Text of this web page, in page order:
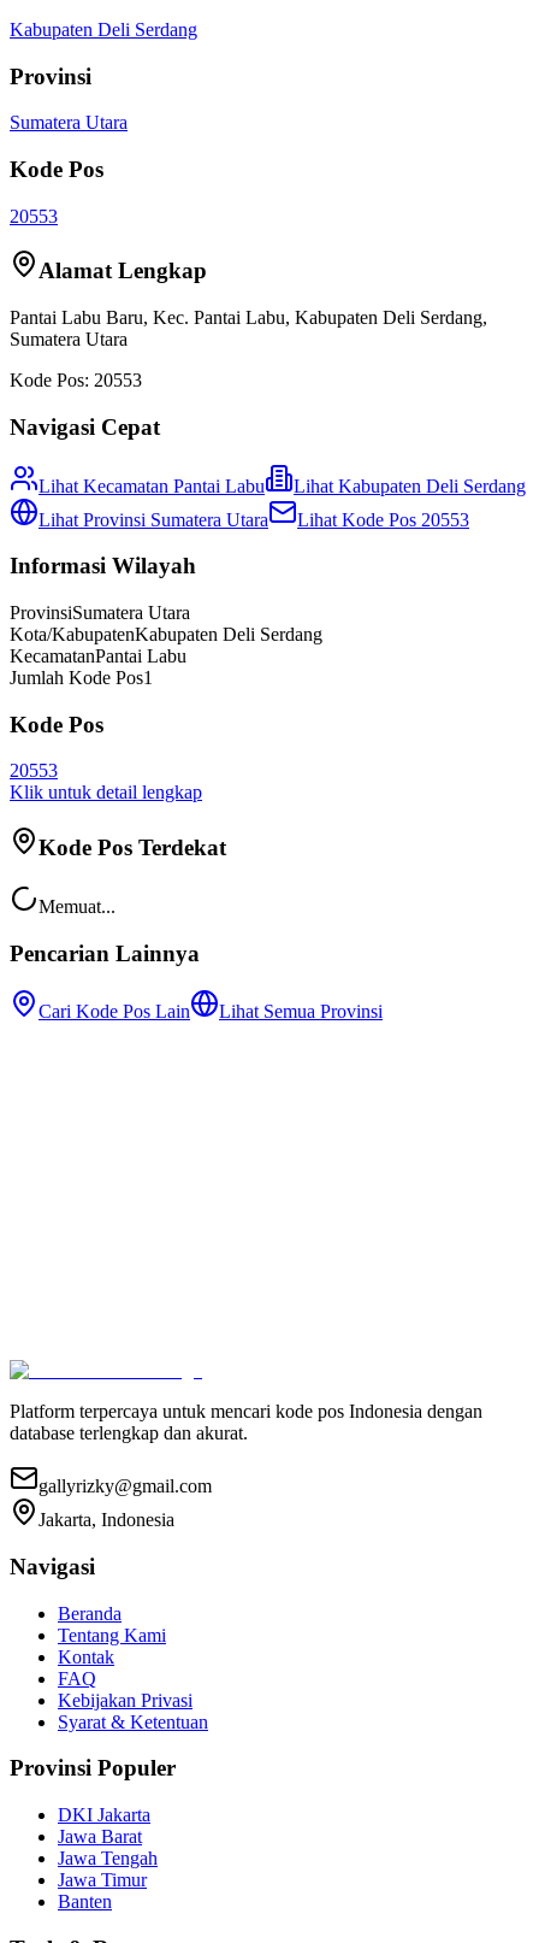
Kabupaten Deli Serdang
Provinsi
Sumatera Utara
Kode Pos
20553
Alamat Lengkap
Pantai Labu Baru, Kec. Pantai Labu, Kabupaten Deli Serdang,
Sumatera Utara
Kode Pos: 20553
Navigasi Cepat
Lihat Kecamatan Pantai Labu Lihat Kabupaten Deli Serdang
Lihat Provinsi Sumatera Utara Lihat Kode Pos 20553
Informasi Wilayah
ProvinsiSumatera Utara
Kota/KabupatenKabupaten Deli Serdang
KecamatanPantai Labu
Jumlah Kode Pos1
Kode Pos
20553
Klik untuk detail lengkap
Kode Pos Terdekat
Memuat...
Pencarian Lainnya
Cari Kode Pos Lain Lihat Semua Provinsi
Platform terpercaya untuk mencari kode pos Indonesia dengan
database terlengkap dan akurat.
gallyrizky@gmail.com
Jakarta, Indonesia
Navigasi
Beranda
Tentang Kami
Kontak
FAQ
Kebijakan Privasi
Syarat & Ketentuan
Provinsi Populer
DKI Jakarta
Jawa Barat
Jawa Tengah
Jawa Timur
Banten